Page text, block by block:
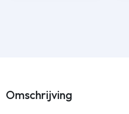
Omschrijving